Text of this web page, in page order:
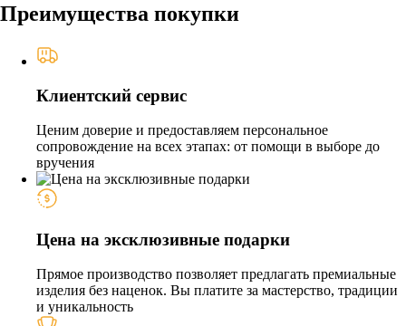
Преимущества покупки
Клиентский сервис
Ценим доверие и предоставляем персональное
сопровождение на всех этапах: от помощи в выборе до
вручения
Цена на эксклюзивные подарки
Прямое производство позволяет предлагать премиальные
изделия без наценок. Вы платите за мастерство, традиции
и уникальность